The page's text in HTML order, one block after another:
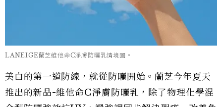
LANEIGE蘭芝維他命C淨膚防曬乳情境圖。
美白的第一道防線，就從防曬開始。蘭芝今年夏天
推出的新品-維他命C淨膚防曬乳，除了物理化學混